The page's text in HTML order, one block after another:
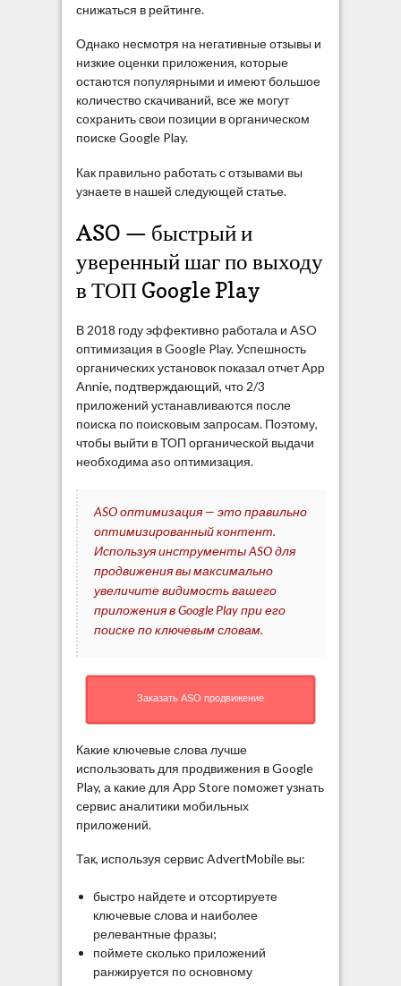
снижаться в рейтинге.
Однако несмотря на негативные отзывы и
низкие оценки приложения, которые
остаются популярными и имеют большое
количество скачиваний, все же могут
сохранить свои позиции в органическом
поиске Google Play.
Как правильно работать с отзывами вы
узнаете в нашей следующей статье.
ASO — быстрый и
уверенный шаг по выходу
в ТОП Google Play
В 2018 году эффективно работала и ASO
оптимизация в Google Play. Успешность
органических установок показал отчет App
Annie, подтверждающий, что 2/3
приложений устанавливаются после
поиска по поисковым запросам. Поэтому,
чтобы выйти в ТОП органической выдачи
необходима aso оптимизация.
ASO оптимизация — это правильно
оптимизированный контент.
Используя инструменты ASO для
продвижения вы максимально
увеличите видимость вашего
приложения в Google Play при его
поиске по ключевым словам.
Заказать ASO продвижение
Какие ключевые слова лучше
использовать для продвижения в Google
Play, а какие для App Store поможет узнать
сервис аналитики мобильных
приложений.
Так, используя сервис AdvertMobile вы:
быстро найдете и отсортируете
ключевые слова и наиболее
релевантные фразы;
поймете сколько приложений
ранжируется по основному